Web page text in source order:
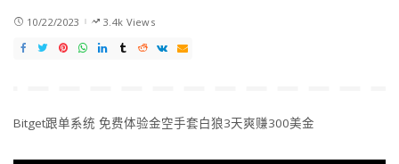
10/22/2023 3.4k Views
Bitget跟单系统 免费体验金空手套白狼3天爽赚300美金